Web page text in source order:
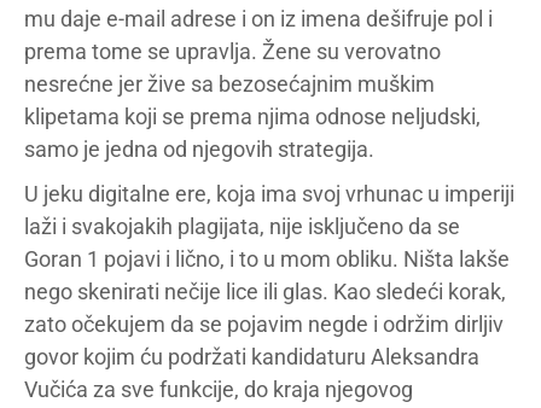
mu daje e-mail adrese i on iz imena dešifruje pol i
prema tome se upravlja. Žene su verovatno
nesrećne jer žive sa bezosećajnim muškim
klipetama koji se prema njima odnose neljudski,
samo je jedna od njegovih strategija.
U jeku digitalne ere, koja ima svoj vrhunac u imperiji
laži i svakojakih plagijata, nije isključeno da se
Goran 1 pojavi i lično, i to u mom obliku. Ništa lakše
nego skenirati nečije lice ili glas. Kao sledeći korak,
zato očekujem da se pojavim negde i održim dirljiv
govor kojim ću podržati kandidaturu Aleksandra
Vučića za sve funkcije, do kraja njegovog